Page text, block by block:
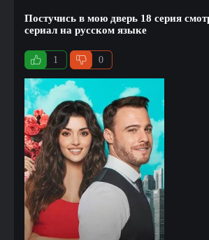
Постучись в мою дверь 18 серия
сериал на русском языке
1 0